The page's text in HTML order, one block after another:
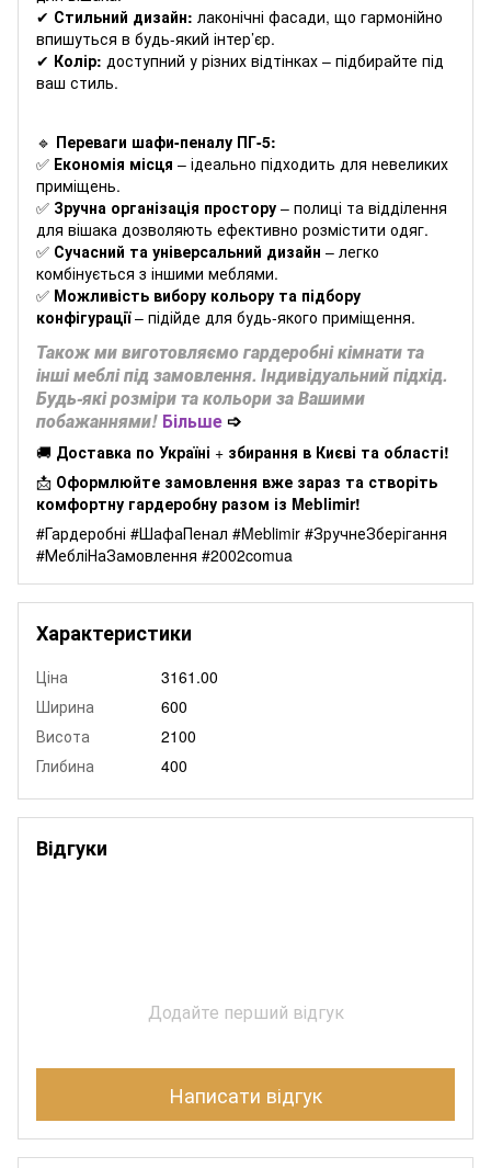
✔ Стильний дизайн: лаконічні фасади, що гармонійно
впишуться в будь-який інтер’єр.
✔ Колір: доступний у різних відтінках – підбирайте під
ваш стиль.
🔹 Переваги шафи-пеналу ПГ-5:
✅ Економія місця – ідеально підходить для невеликих
приміщень.
✅ Зручна організація простору – полиці та відділення
для вішака дозволяють ефективно розмістити одяг.
✅ Сучасний та універсальний дизайн – легко
комбінується з іншими меблями.
✅ Можливість вибору кольору та підбору
конфігурації– підійде для будь-якого приміщення.
Також ми виготовляємо гардеробні кімнати та
інші меблі під замовлення. Індивідуальний підхід.
Будь-які розміри та кольори за Вашими
побажаннями! Більше ➩
🚚 Доставка по Україні + збирання в Києві та області!
📩 Оформлюйте замовлення вже зараз та створіть
комфортну гардеробну разом із Meblimir!
#Гардеробні #ШафаПенал #Meblimir #ЗручнеЗберігання
#МебліНаЗамовлення #2002comua
Характеристики
Ціна
3161.00
Ширина
600
Висота
2100
Глибина
400
Відгуки
Додайте перший відгук
Написати відгук